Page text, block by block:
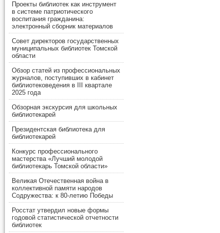
Проекты библиотек как инструмент
в системе патриотического
воспитания гражданина:
электронный сборник материалов
Совет директоров государственных
муниципальных библиотек Томской
области
Обзор статей из профессиональных
журналов, поступивших в кабинет
библиотековедения в III квартале
2025 года
Обзорная экскурсия для школьных
библиотекарей
Президентская библиотека для
библиотекарей
Конкурс профессионального
мастерства «Лучший молодой
библиотекарь Томской области»
Великая Отечественная война в
коллективной памяти народов
Содружества: к 80-летию Победы
Росстат утвердил новые формы
годовой статистической отчетности
библиотек